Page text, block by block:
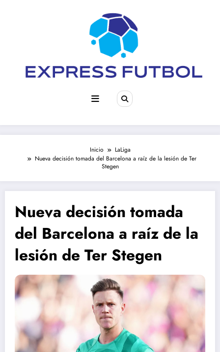
Inicio
LaLiga
Nueva decisión tomada del Barcelona a raíz de la lesión de Ter
Stegen
Nueva decisión tomada
del Barcelona a raíz de la
lesión de Ter Stegen